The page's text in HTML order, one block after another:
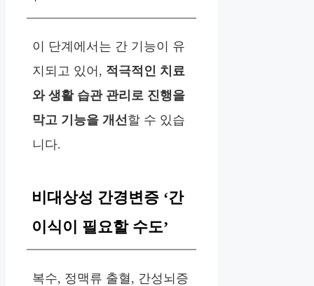
이 단계에서는 간 기능이 유
지되고 있어, 적극적인 치료
와 생활 습관 관리로 진행을
막고 기능을 개선 할 수 있습
니다.
비대상성 간경변증 ‘간
이식이 필요할 수도’
복수, 정맥류 출혈, 간성뇌증